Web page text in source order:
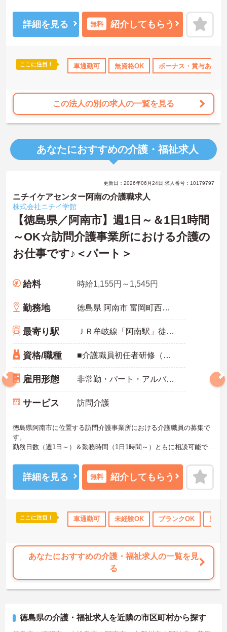
ご興味のある方には、面接対策ポイントなどさらに詳細をお話いた
しますのでお気軽にご相談ください。
詳細を見る 無料 紹介してもらう
ここに注目！ 車通勤可 無資格OK ボーナス・賞与あり
この法人の別の求人の一覧を見る
あなたにおすすめの介護・福祉求人
社会保険完備 交通費支給 退職金制度あり
更新日：2026年06月24日 求人番号：10179797
ニチイケアセンター阿南の介護職求人
株式会社ニチイ学館
【徳島県／阿南市】週1日～＆1日1時間
～OK☆訪問介護事業所における介護の
お仕事です♪＜パート＞
給料 時給1,155円～1,545円
勤務地 徳島県 阿南市 富岡町西石塚18-3 西田ビル2F
最寄り駅 ＪＲ牟岐線「阿南駅」徒歩11分
資格/職種 ■介護職員初任者研修（ヘルパー2級）以上：必須 ■実務経験：不問 ※未経験・ブランク：可 ■普通自動車運転免許：必須
雇用形態 非常勤・パート・アルバイト
サービス 訪問介護
徳島県阿南市に位置する訪問介護事業所における介護職員の募集で
す。
勤務日数（週1日～）＆勤務時間（1日1時間～）ともに相談可能で
また、育児休業・介護休業・看護休暇の取得実績があり、ライフス
テージが変化しても働ける職場環境です。
ご興味のある方には、面接対策ポイントなど、さらに詳細をご案内
詳細を見る 無料 紹介してもらう
ここに注目！ 車通勤可 未経験OK ブランクOK 資格
あなたにおすすめの介護・福祉求人の一覧を見
る
徳島県の介護・福祉求人を近隣の市区町村から探す